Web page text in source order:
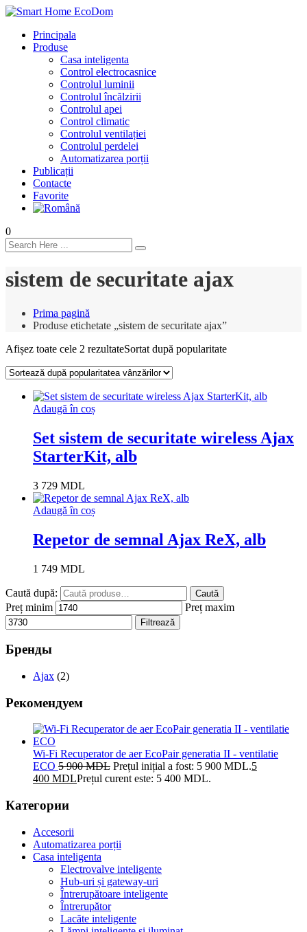
Principala
Produse
Casa inteligenta
Control electrocasnice
Controlul luminii
Controlul încălzirii
Controlul apei
Control climatic
Controlul ventilației
Сontrolul perdelei
Automatizarea porții
Publicații
Contacte
Favorite
0
sistem de securitate ajax
Prima pagină
Produse etichetate „sistem de securitate ajax”
Afișez toate cele 2 rezultateSortat după popularitate
Adaugă în coș
Set sistem de securitate wireless Ajax
StarterKit, alb
3 729 MDL
Adaugă în coș
Repetor de semnal Ajax ReX, alb
1 749 MDL
Caută după: Caută
Preț minim Preț maxim
Filtrează
Бренды
Ajax (2)
Рекомендуем
Wi-Fi Recuperator de aer EcoPair generatia II - ventilatie
ECO 5 900MDL Prețul inițial a fost: 5 900 MDL.5
400 MDLPrețul curent este: 5 400 MDL.
Категории
Accesorii
Automatizarea porții
Casa inteligenta
Electrovalve inteligente
Hub-uri și gateway-uri
Întrerupătoare inteligente
Întrerupător
Lacăte inteligente